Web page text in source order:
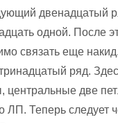
двенадцатый
одной. После
связать еще
ряд.
центральные две
ЛП. Теперь следует